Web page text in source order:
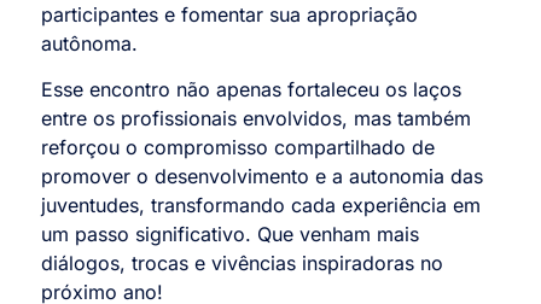
participantes e fomentar sua apropriação
autônoma.
Esse encontro não apenas fortaleceu os laços
entre os profissionais envolvidos, mas também
reforçou o compromisso compartilhado de
promover o desenvolvimento e a autonomia das
juventudes, transformando cada experiência em
um passo significativo. Que venham mais
diálogos, trocas e vivências inspiradoras no
próximo ano!